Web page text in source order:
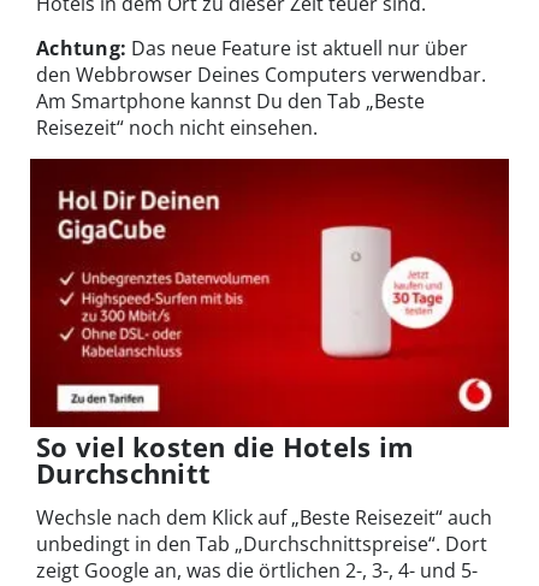
Achtung: Das neue Feature ist aktuell nur über
den Webbrowser Deines Computers verwendbar.
Am Smartphone kannst Du den Tab „Beste
Reisezeit“ noch nicht einsehen.
So viel kosten die Hotels im
Durchschnitt
Wechsle nach dem Klick auf „Beste Reisezeit“ auch
unbedingt in den Tab „Durchschnittspreise“. Dort
zeigt Google an, was die örtlichen 2-, 3-, 4- und 5-